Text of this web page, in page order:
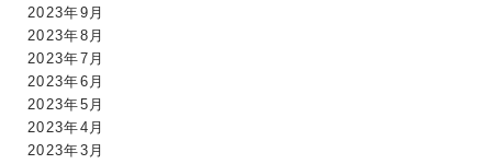
2023年9月
2023年8月
2023年7月
2023年6月
2023年5月
2023年4月
2023年3月